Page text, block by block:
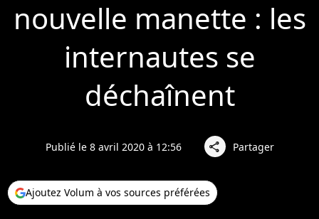
nouvelle manette : les
internautes se
déchaînent
Publié le 8 avril 2020 à 12:56 share Partager
Ajoutez Volum à vos sources préférées